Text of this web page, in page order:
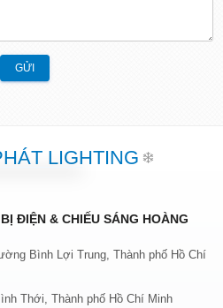
GỬI
LIGHTING
ĐIỆN & CHIẾU SÁNG HOÀNG
Bình Lợi Trung, Thành phố Hồ Chí
Thới, Thành phố Hồ Chí Minh